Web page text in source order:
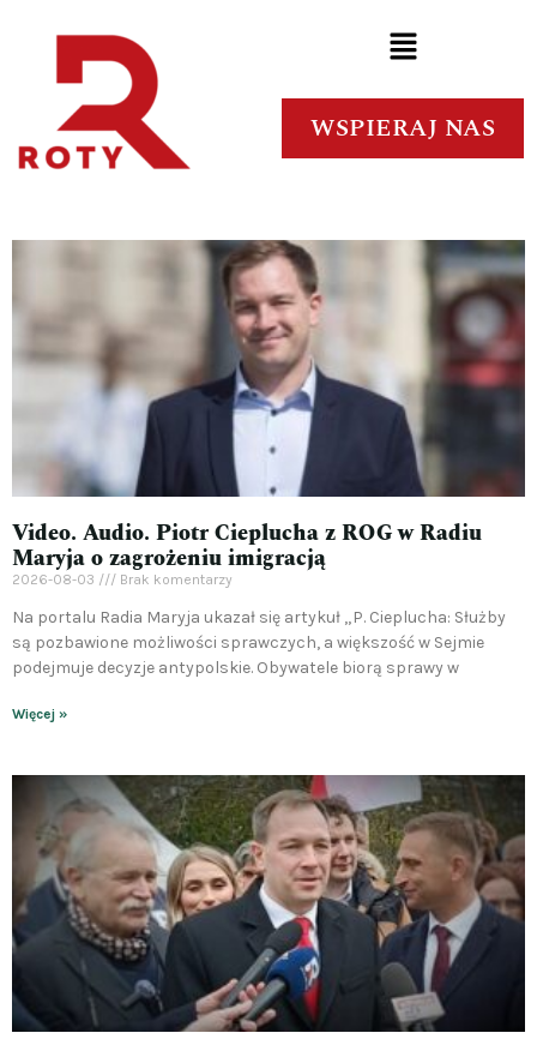
WSPIERAJ NAS
Video. Audio. Piotr Cieplucha z ROG w Radiu
Maryja o zagrożeniu imigracją
2026-08-03 Brak komentarzy
Na portalu Radia Maryja ukazał się artykuł „P. Cieplucha: Służby
są pozbawione możliwości sprawczych, a większość w Sejmie
podejmuje decyzje antypolskie. Obywatele biorą sprawy w
Więcej »